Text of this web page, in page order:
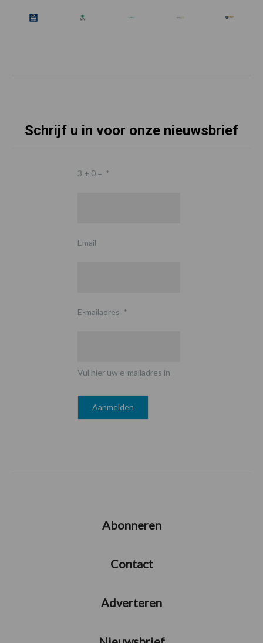
Schrijf u in voor onze nieuwsbrief
3 + 0 = *
Email
E-mailadres *
Vul hier uw e-mailadres in
Abonneren
Contact
Adverteren